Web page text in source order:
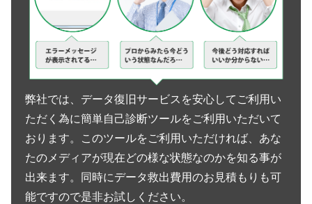
弊社では、データ復旧サービスを安心してご利用い
ただく為に簡単自己診断ツールをご利用いただいて
おります。このツールをご利用いただければ、あな
たのメディアが現在どの様な状態なのかを知る事が
出来ます。同時にデータ救出費用のお見積もりも可
能ですので是非お試しください。